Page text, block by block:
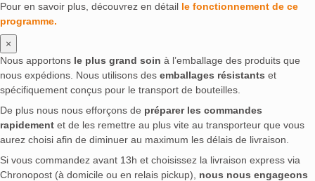
Pour en savoir plus, découvrez en détail le fonctionnement de ce
programme.
×
Nous apportons le plus grand soin à l’emballage des produits que
nous expédions. Nous utilisons des emballages résistants et
spécifiquement conçus pour le transport de bouteilles.
De plus nous nous efforçons de préparer les commandes
rapidement et de les remettre au plus vite au transporteur que vous
aurez choisi afin de diminuer au maximum les délais de livraison.
Si vous commandez avant 13h et choisissez la livraison express via
Chronopost (à domicile ou en relais pickup), nous nous engageons